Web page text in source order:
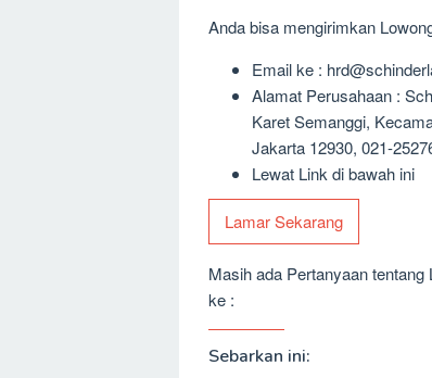
Anda bisa mengirimkan
Email ke :
Alamat Perusahaan :
Karet Semanggi,
Jakarta 12930, 021-
Lewat Link di bawah ini
Lamar Sekarang
Masih ada Pertanyaan
ke :
Sebarkan ini: